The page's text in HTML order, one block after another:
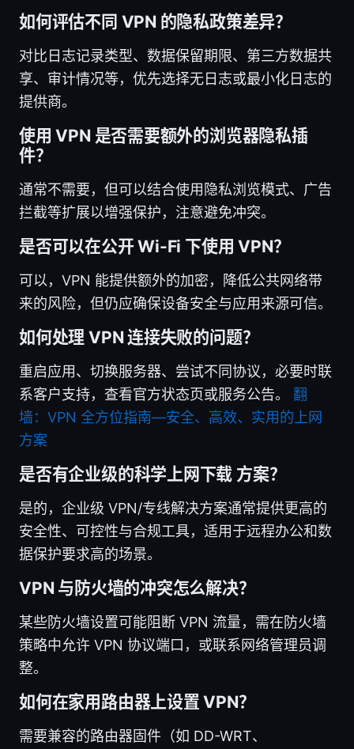
如何评估不同 VPN 的隐私政策差异？
对比日志记录类型、数据保留期限、第三方数据共
享、审计情况等，优先选择无日志或最小化日志的
提供商。
使用 VPN 是否需要额外的浏览器隐私插
件？
通常不需要，但可以结合使用隐私浏览模式、广告
拦截等扩展以增强保护，注意避免冲突。
是否可以在公开 Wi-Fi 下使用 VPN？
可以，VPN 能提供额外的加密，降低公共网络带
来的风险，但仍应确保设备安全与应用来源可信。
如何处理 VPN 连接失败的问题？
重启应用、切换服务器、尝试不同协议，必要时联
系客户支持，查看官方状态页或服务公告。 翻
墙：VPN 全方位指南—安全、高效、实用的上网
方案
是否有企业级的科学上网下载 方案？
是的，企业级 VPN/专线解决方案通常提供更高的
安全性、可控性与合规工具，适用于远程办公和数
据保护要求高的场景。
VPN 与防火墙的冲突怎么解决？
某些防火墙设置可能阻断 VPN 流量，需在防火墙
策略中允许 VPN 协议端口，或联系网络管理员调
整。
如何在家用路由器上设置 VPN？
需要兼容的路由器固件（如 DD-WRT、